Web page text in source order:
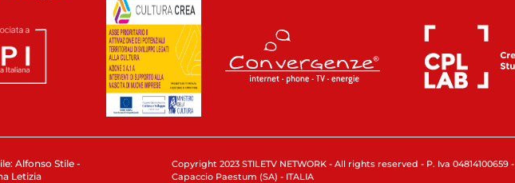
Alfonso Stile -
Letizia
Copyright 2023 STILETV NETWORK - All rights reserved - P. Iva 04814100659 -
Capaccio Paestum (SA) - ITALIA